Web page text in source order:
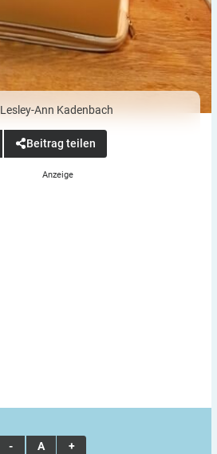
Lesley-Ann Kadenbach
Beitrag teilen
A A A